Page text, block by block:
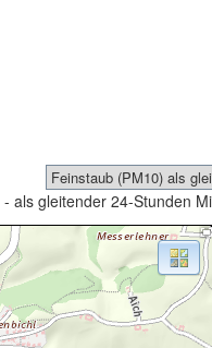
- als gleitender 24-Stunden